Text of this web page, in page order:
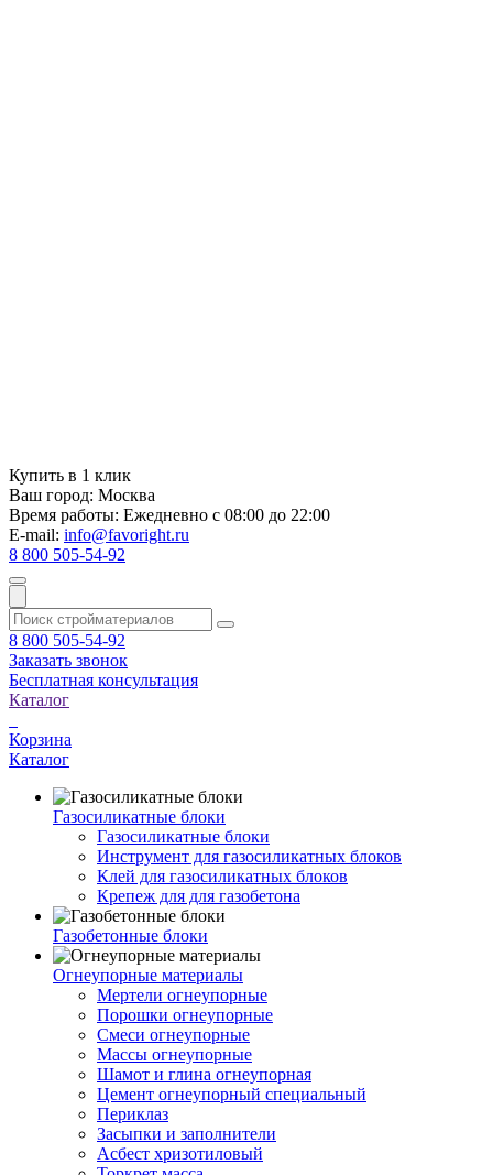
Купить в 1 клик
Ваш город: Москва
Время работы: Ежедневно с 08:00 до 22:00
E-mail: info@favoright.ru
8 800 505-54-92
8 800 505-54-92
Заказать звонок
Бесплатная консультация
Каталог
Корзина
Каталог
Газосиликатные блоки
Газосиликатные блоки
Инструмент для газосиликатных блоков
Клей для газосиликатных блоков
Крепеж для для газобетона
Газобетонные блоки
Огнеупорные материалы
Мертели огнеупорные
Порошки огнеупорные
Смеси огнеупорные
Массы огнеупорные
Шамот и глина огнеупорная
Цемент огнеупорный специальный
Периклаз
Засыпки и заполнители
Асбест хризотиловый